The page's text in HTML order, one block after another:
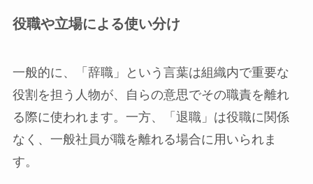
役職や立場による使い分け
一般的に、「辞職」という言葉は組織内で重要な
役割を担う人物が、自らの意思でその職責を離れ
る際に使われます。一方、「退職」は役職に関係
なく、一般社員が職を離れる場合に用いられま
す。